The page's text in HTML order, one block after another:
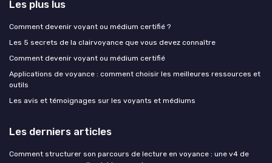
Les plus lus
Comment devenir voyant ou médium certifié ?
Les 5 secrets de la clairvoyance que vous devez connaître
Comment devenir voyant ou médium certifié
Applications de voyance : comment choisir les meilleures ressources et
outils
Les avis et témoignages sur les voyants et médiums
Les derniers articles
Comment structurer son parcours de lecture en voyance : une v4 de